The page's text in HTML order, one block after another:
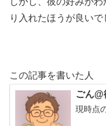
り入れたほうが良いで
この記事を書いた人
ごん
現時点